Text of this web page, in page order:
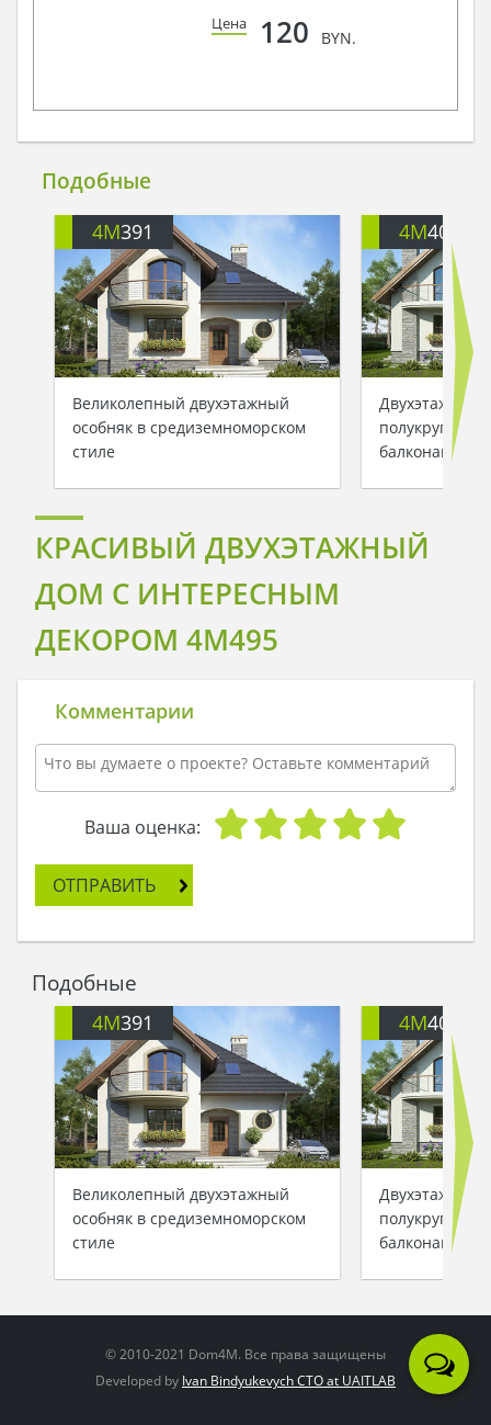
Цена 120 BYN.
Подобные
4M391
Великолепный двухэтажный
особняк в средиземноморском
стиле
4M401
Двухэтажный
балконами
КРАСИВЫЙ ДВУХЭТАЖНЫЙ
ДОМ С ИНТЕРЕСНЫМ
ДЕКОРОМ 4M495
Комментарии
Ваша оценка:
ОТПРАВИТЬ
Подобные
4M391
Великолепный двухэтажный
особняк в средиземноморском
стиле
4M401
Двухэтажный
балконами
© 2010-2021 Dom4M. Все права защищены
Developed by Ivan Bindyukevych CTO at UAITLAB